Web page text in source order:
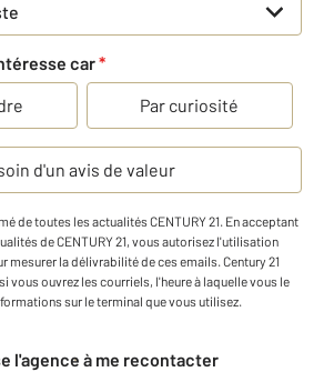
car*
Par curiosité
d'un avis de valeur
de toutes les actualités CENTURY 21. En acceptant
de CENTURY 21, vous autorisez l'utilisation
mesurer la délivrabilité de ces emails. Century 21
vous ouvrez les courriels, l'heure à laquelle vous le
sur le terminal que vous utilisez.
l'agence à me recontacter